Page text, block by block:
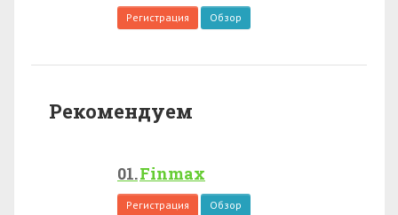
Регистрация Обзор
Рекомендуем
Finmax
Регистрация Обзор